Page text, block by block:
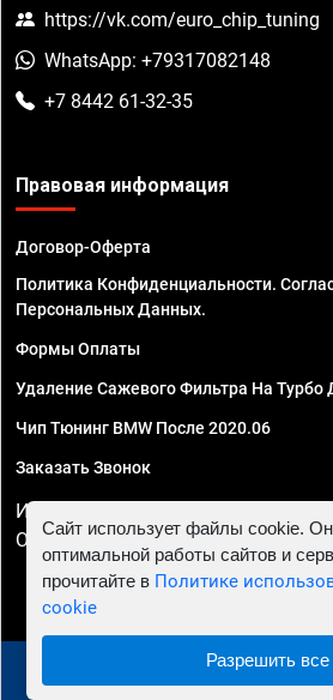
https://vk.com/euro_chip_tuning
WhatsApp: +79317082148
+7 8442 61-32-35
Правовая информация
Договор-Оферта
Политика Конфиденциальности.
Персональных Данных.
Формы Оплаты
Удаление Сажевого Фильтра На Турбо
Чип Тюнинг BMW После 2020.06
Заказать Звонок
ИП Смирнов Георгий Павлович.
ОГРНИП 324470400032610
© 2010 - 2026 Чип тюнинг в
Сайт использует файлы cookie.
оптимальной работы сайтов и
прочитайте в Политике
cookie
Разрешить все